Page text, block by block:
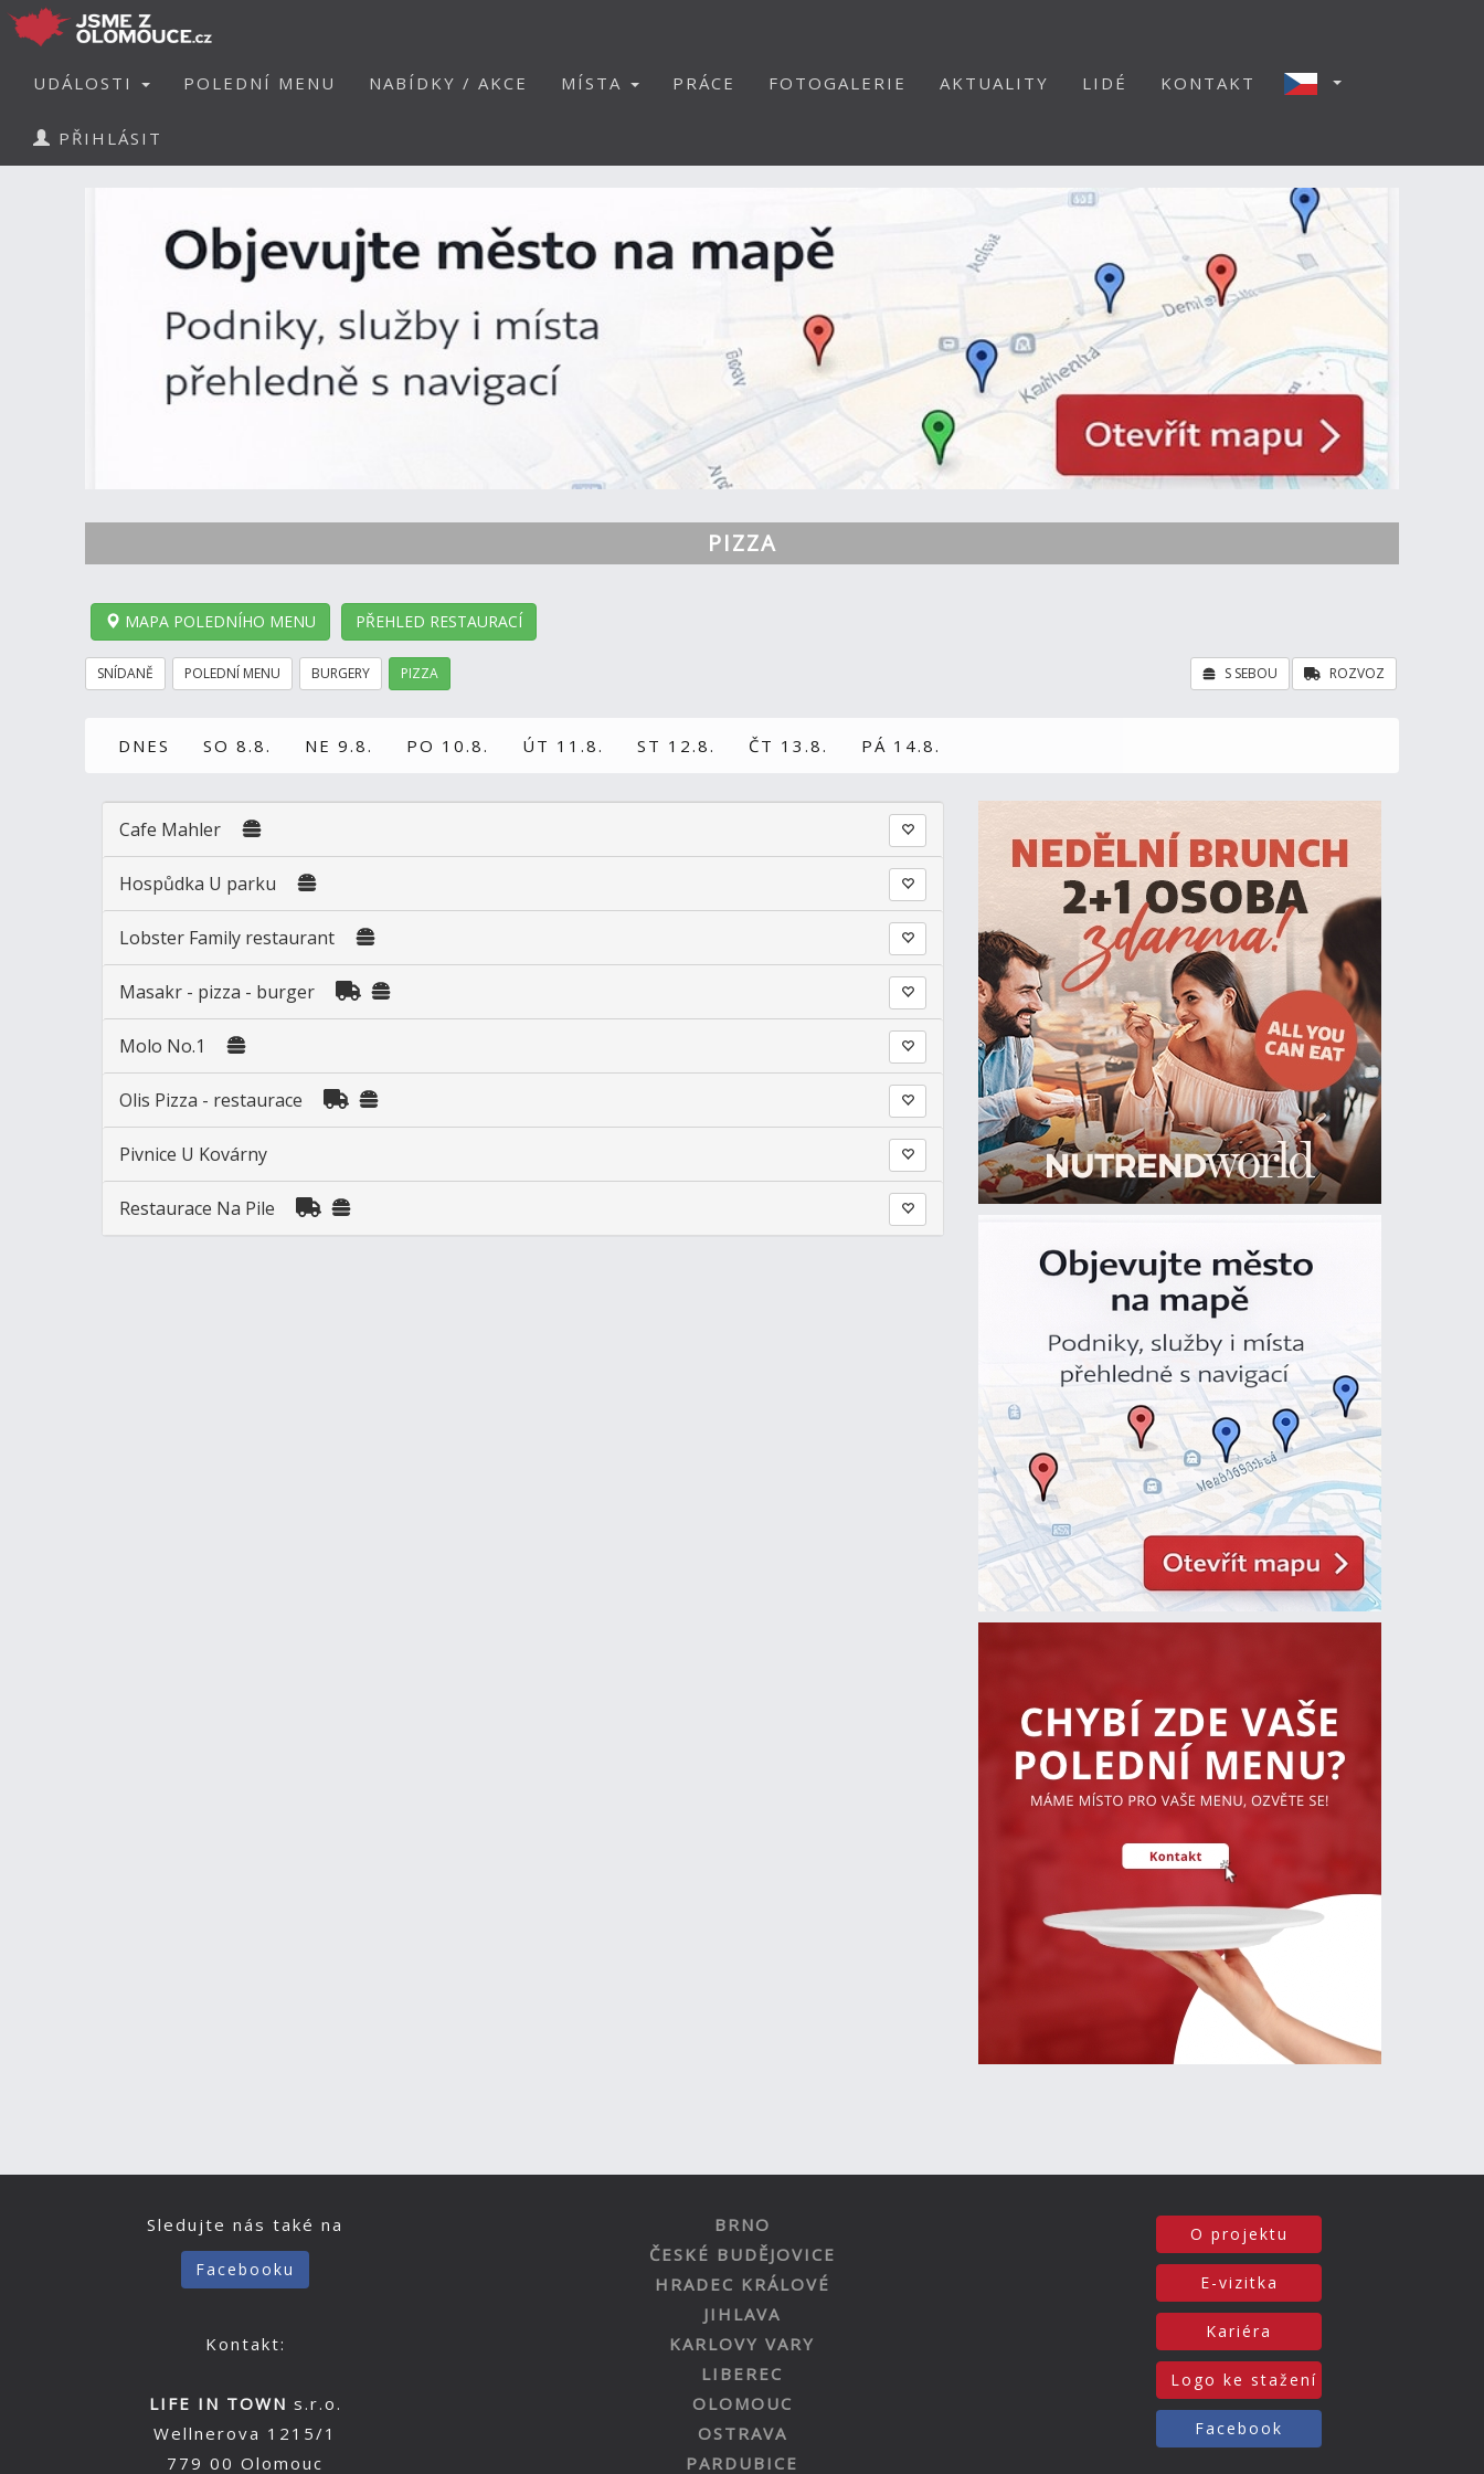
UDÁLOSTI POLEDNÍ MENU NABÍDKY / AKCE MÍSTA PRÁCE FOTOGALERIE AKTUALITY LIDÉ KONTAKT
PŘIHLÁSIT
PIZZA
MAPA POLEDNÍHO MENU PŘEHLED RESTAURACÍ
SNÍDANĚ POLEDNÍ MENU BURGERY PIZZA ROZVOZ
S SEBOU
DNES SO 8.8. NE 9.8. PO 10.8. ÚT 11.8. ST 12.8. ČT 13.8. PÁ 14.8.
Cafe Mahler
Hospůdka U parku
Lobster Family restaurant
Masakr - pizza - burger
Molo No.1
Olis Pizza - restaurace
Pivnice U Kovárny
Restaurace Na Pile
Sledujte nás také na
Facebooku
Kontakt:
LIFE IN TOWN s.r.o.
Wellnerova 1215/1
779 00 Olomouc
BRNO
ČESKÉ BUDĚJOVICE
HRADEC KRÁLOVÉ
JIHLAVA
KARLOVY VARY
LIBEREC
OLOMOUC
OSTRAVA
PARDUBICE
O projektu
E-vizitka
Kariéra
Logo ke stažení
Facebook